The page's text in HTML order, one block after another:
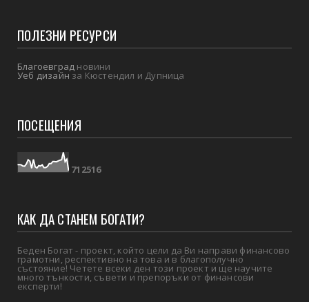
ПОЛЕЗНИ РЕСУРСИ
Благоевград новини
Уеб дизайнза Кюстендил и Дупница
ПОСЕЩЕНИЯ
71 2516
КАК ДА СТАНЕМ БОГАТИ?
Беден Богат - проект, който цели да Ви направи финансово
грамотни, респективно на това и в благополучно
състояние! Четете всеки ден този проект и ще научите
много тънкости, съвети и препоръки от финансови
експерти!